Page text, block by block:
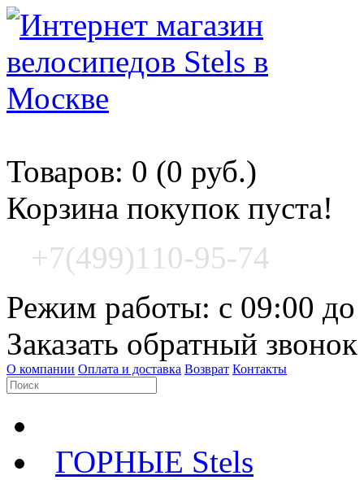
Товаров: 0 (0 руб.)
Корзина покупок пуста!
+7(499)110-95-74
Режим работы: с 09:00 до
Заказать обратный звонок
О компании Оплата и доставка Возврат Контакты
ГОРНЫЕ Stels